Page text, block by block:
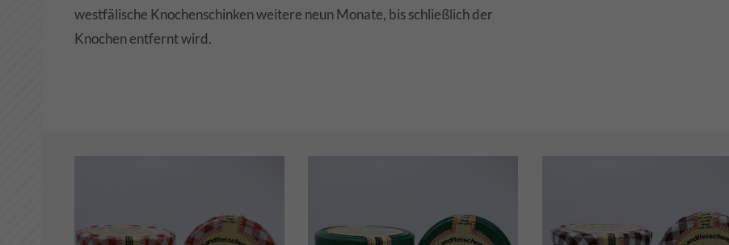
westfälische Knochenschinken weitere neun Monate, bis schließlich der
Knochen entfernt wird.